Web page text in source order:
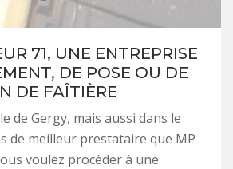
71, UNE ENTREPRISE
DE POSE OU DE
DE FAÎTIÈRE
de Gergy, mais aussi dans le
de meilleur prestataire que MP
voulez procéder à une